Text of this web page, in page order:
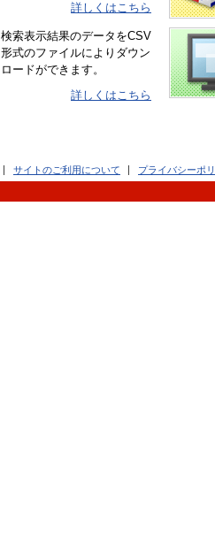
詳しくはこちら
検索表示結果のデータをCSV
形式のファイルによりダウン
ロードができます。
詳しくはこちら
サイトのご利用について プライバシーポ